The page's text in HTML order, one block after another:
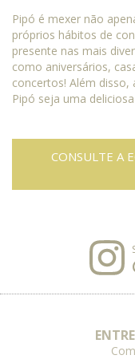
Pipó é mexer não
próprios hábitos de
presente nas mais
como aniversários,
concertos! Além
Pipó seja uma
CONSULTE A